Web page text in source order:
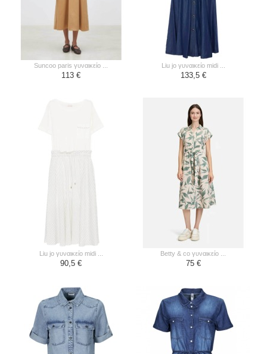
suncoo paris γυναικείο ...
113 €
liu jo γυναικείο midi ...
133,5 €
liu jo γυναικείο midi ...
90,5 €
betty & co γυναικείο ...
75 €